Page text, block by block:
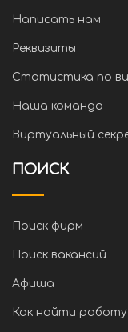
Написать нам
Реквизиты
Статистика по
Наша команда
Виртуальный
ПОИСК
Поиск фирм
Поиск вакансий
Афиша
Как найти работу